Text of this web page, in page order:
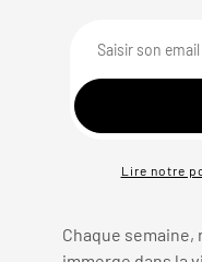
Lire notre
Chaque semaine,